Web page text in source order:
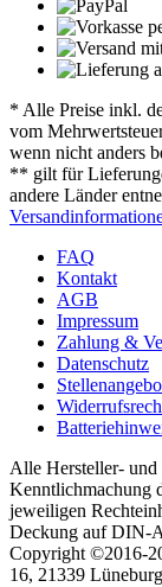
* Alle Preise inkl.
vom
wenn nicht anders
** gilt für
andere Länder
FAQ
Kontakt
AGB
Impressum
Zahlung &
Datenschutz
Alle Hersteller- und
Kenntlichmachung
jeweiligen
Deckung auf DIN-
Copyright ©2016-
16, 21339